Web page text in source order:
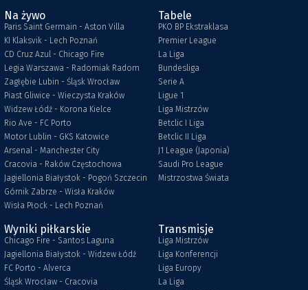
Na żywo
Paris Saint Germain - Aston Villa
KI Klaksvik - Lech Poznań
CD Cruz Azul - Chicago Fire
Legia Warszawa - Radomiak Radom
Zagłębie Lubin - Śląsk Wrocław
Piast Gliwice - Wieczysta Kraków
Widzew Łódź - Korona Kielce
Rio Ave - FC Porto
Motor Lublin - GKS Katowice
Arsenal - Manchester City
Cracovia - Raków Częstochowa
Jagiellonia Białystok - Pogoń Szczecin
Górnik Zabrze - Wisła Kraków
Wisła Płock - Lech Poznań
Tabele
PKO BP Ekstraklasa
Premier League
La Liga
Bundesliga
Serie A
Ligue 1
Liga Mistrzów
Betclic I Liga
Betclic II Liga
J1 League (Japonia)
Saudi Pro League
Mistrzostwa Świata
Wyniki piłkarskie
Chicago Fire - Santos Laguna
Jagiellonia Białystok - Widzew Łódź
FC Porto - Alverca
Śląsk Wrocław - Cracovia
Transmisje
Liga Mistrzów
Liga Konferencji
Liga Europy
La Liga